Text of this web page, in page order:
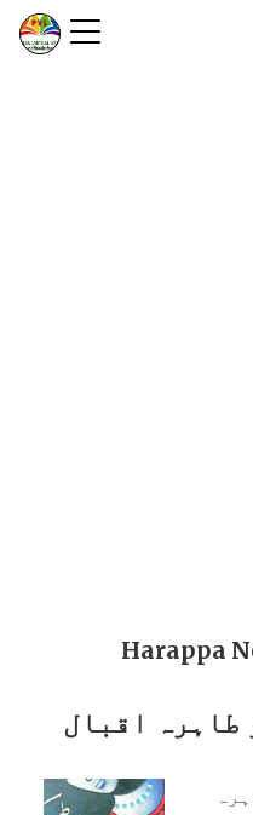
Harappa
طاہرہ اقبال